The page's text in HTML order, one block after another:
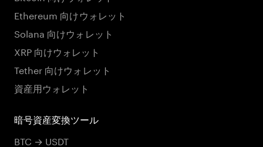
Ethereum 向けウォレット
Solana 向けウォレット
XRP 向けウォレット
Tether 向けウォレット
資産用ウォレット
暗号資産変換ツール
BTC → USDT